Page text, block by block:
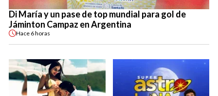
Di María y un pase de top mundial para gol de
Jáminton Campaz en Argentina
Hace 6 horas